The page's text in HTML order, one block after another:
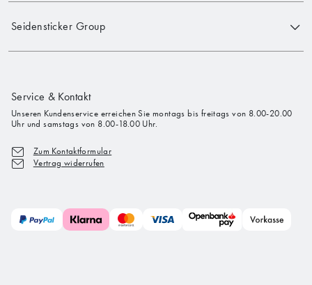
Seidensticker Group
Service & Kontakt
Unseren Kundenservice erreichen Sie montags bis freitags von 8.00-20.00
Uhr und samstags von 8.00-18.00 Uhr.
Zum Kontaktformular
Vertrag widerrufen